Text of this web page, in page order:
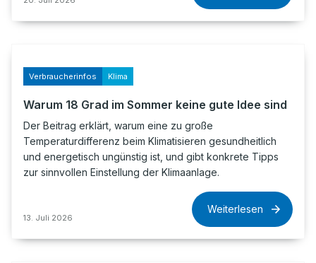
Verbraucherinfos Klima
Warum 18 Grad im Sommer keine gute Idee sind
Der Beitrag erklärt, warum eine zu große
Temperaturdifferenz beim Klimatisieren gesundheitlich
und energetisch ungünstig ist, und gibt konkrete Tipps
zur sinnvollen Einstellung der Klimaanlage.
13. Juli 2026
Weiterlesen